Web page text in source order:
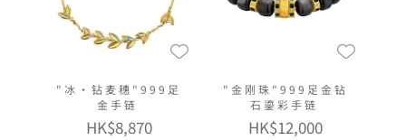
"冰‧钻麦穗"999足
金手链
HK$8,870
"金刚珠"999足金钻
石鎏彩手链
HK$12,000